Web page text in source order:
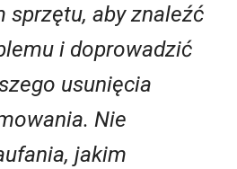
sprzętu, aby znaleźć
i doprowadzić
usunięcia
Nie
jakim